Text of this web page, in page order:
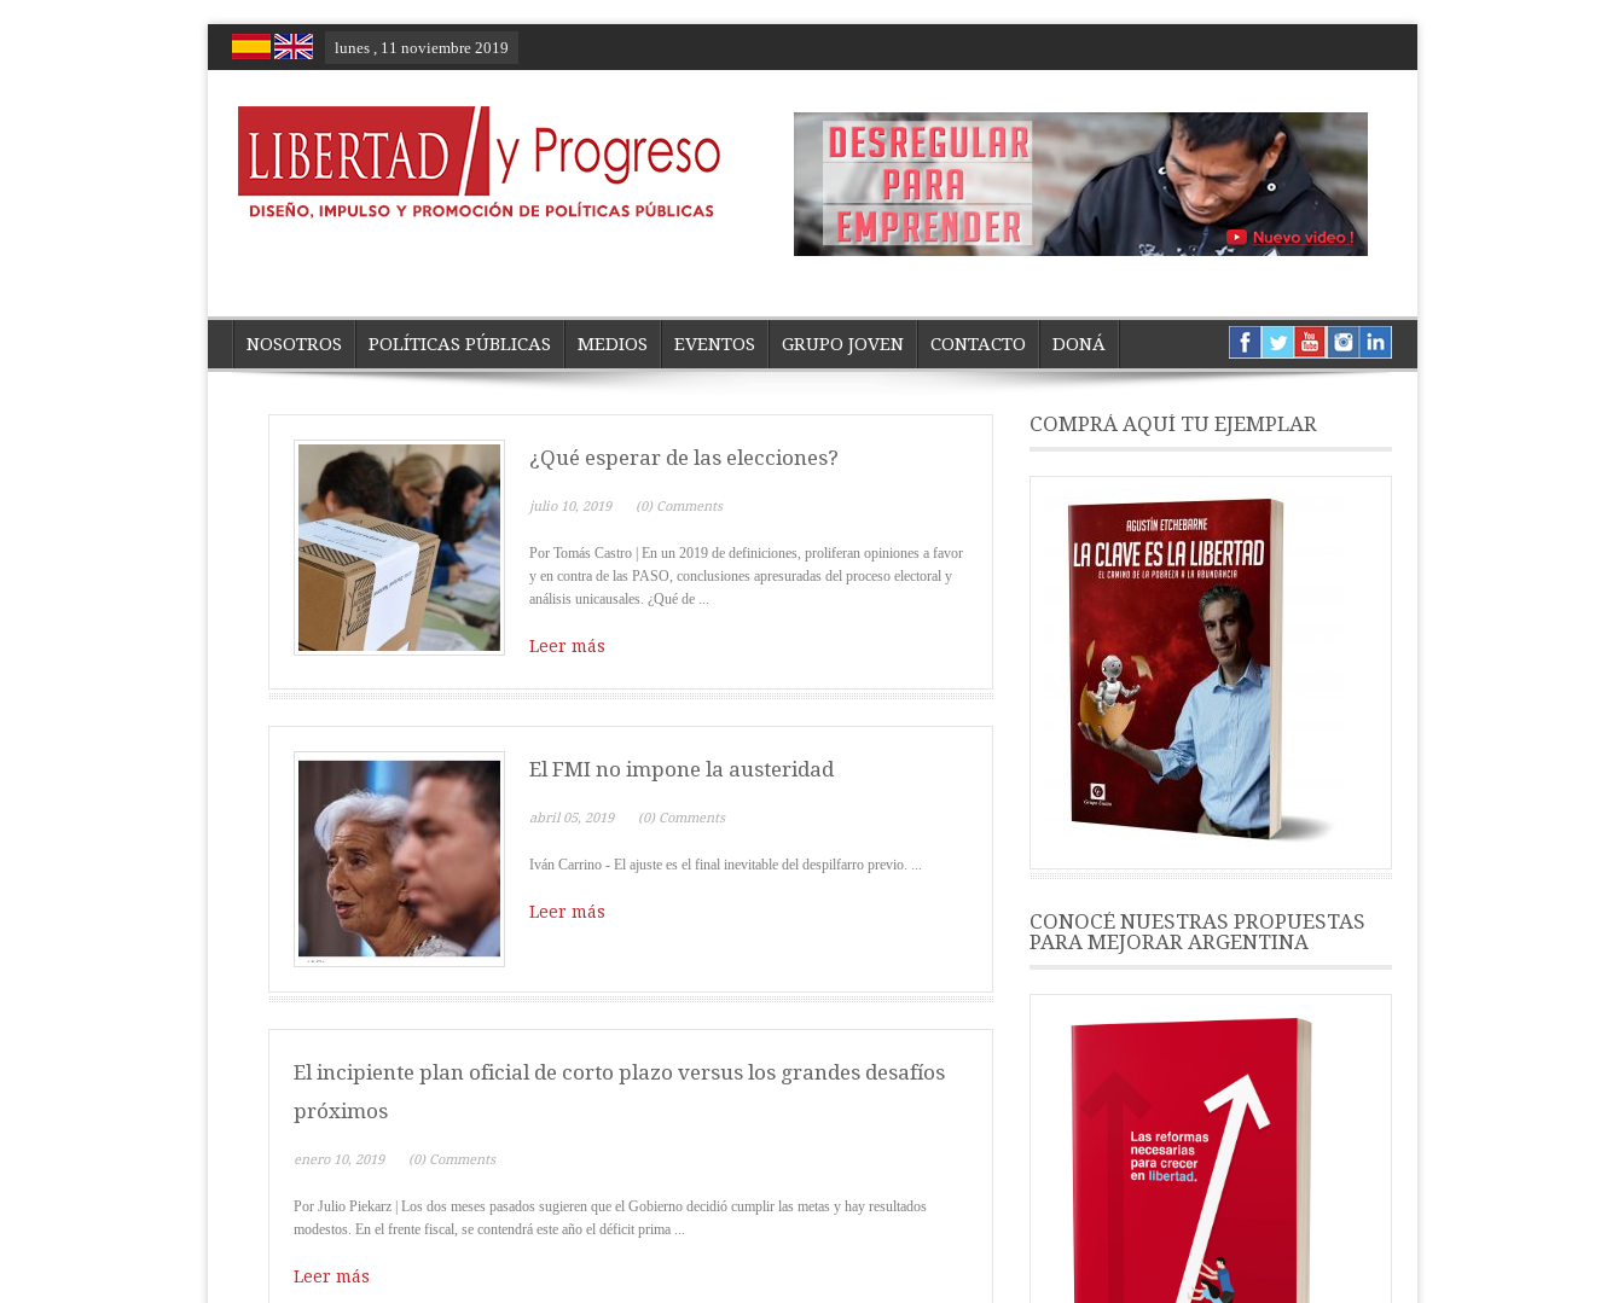
lunes , 11 noviembre 2019
NOSOTROS POLÍTICAS PÚBLICAS MEDIOS EVENTOS GRUPO JOVEN CONTACTO DONÁ
¿Qué esperar de las elecciones?
julio 10, 2019 (0) Comments
Por Tomás Castro | En un 2019 de definiciones, proliferan opiniones a favor
y en contra de las PASO, conclusiones apresuradas del proceso electoral y
análisis unicausales. ¿Qué de ...
Leer más
El FMI no impone la austeridad
abril 05, 2019 (0) Comments
Iván Carrino - El ajuste es el final inevitable del despilfarro previo. ...
Leer más
El incipiente plan oficial de corto plazo versus los grandes desafíos
próximos
enero 10, 2019 (0) Comments
Por Julio Piekarz | Los dos meses pasados sugieren que el Gobierno decidió cumplir las metas y hay resultados
modestos. En el frente fiscal, se contendrá este año el déficit prima ...
Leer más
COMPRÁ AQUÍ TU EJEMPLAR
CONOCÉ NUESTRAS PROPUESTAS
PARA MEJORAR ARGENTINA